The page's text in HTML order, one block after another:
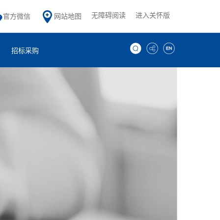
官方微信 网站地图 无障碍阅读 进入关怀版
招标采购